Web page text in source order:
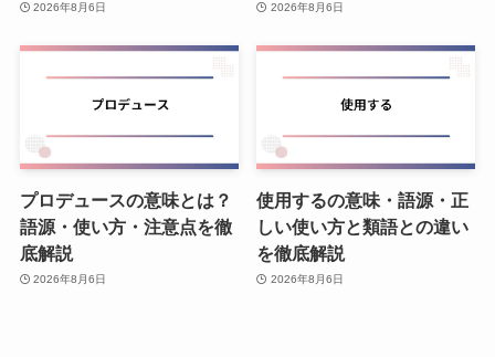
2026年8月6日 2026年8月6日
プロデュースの意味とは？
語源・使い方・注意点を徹
底解説
2026年8月6日
使用するの意味・語源・正
しい使い方と類語との違い
を徹底解説
2026年8月6日